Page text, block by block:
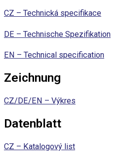
CZ – Technická specifikace
DE – Technische Spezifikation
EN – Technical specification
Zeichnung
CZ/DE/EN – Výkres
Datenblatt
CZ – Katalogový list